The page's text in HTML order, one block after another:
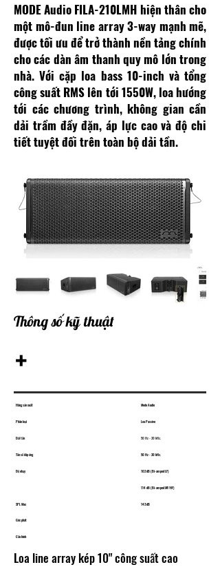
MODE Audio FILA-210LMH hiện thân cho
một mô-đun line array 3-way mạnh mẽ,
được tối ưu để trở thành nền tảng chính
cho các dàn âm thanh quy mô lớn trong
nhà. Với cặp loa bass 10-inch và tổng
công suất RMS lên tới 1550W, loa hướng
tới các chương trình, không gian cần
dải trầm đầy đặn, áp lực cao và độ chi
tiết tuyệt đối trên toàn bộ dải tần.
Thông số kỹ thuật
+
Hãng sản xuất Mode Audio
Phân loại Loa Passive
Dải tần 50 Hz - 20 kHz.
Tần số đáp ứng 50 Hz - 20 kHz.
Độ nhạy 102 dB (Bi-amped LF)
114 dB (Bi-amped MF/HF)
SPL Max 143 dB
Góc phát
Cấu hình
Loa line array kép 10" công suất cao